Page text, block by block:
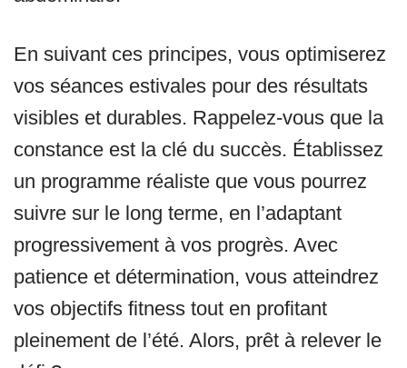
En suivant ces principes, vous optimiserez
vos séances estivales pour des résultats
visibles et durables. Rappelez-vous que la
constance est la clé du succès. Établissez
un programme réaliste que vous pourrez
suivre sur le long terme, en l’adaptant
progressivement à vos progrès. Avec
patience et détermination, vous atteindrez
vos objectifs fitness tout en profitant
pleinement de l’été. Alors, prêt à relever le